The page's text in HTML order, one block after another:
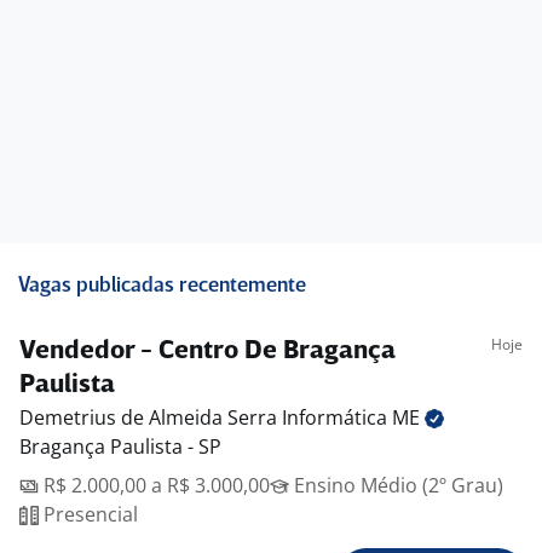
Vagas publicadas recentemente
Vendedor - Centro De Bragança
Paulista
Hoje
Demetrius de Almeida Serra Informática ME
Bragança Paulista - SP
R$ 2.000,00 a R$ 3.000,00
Ensino Médio (2º Grau)
Presencial